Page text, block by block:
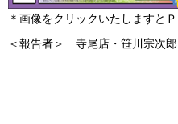
＊画像をクリックいたしますと
＜報告者＞ 寺尾店・笹川宗次郎